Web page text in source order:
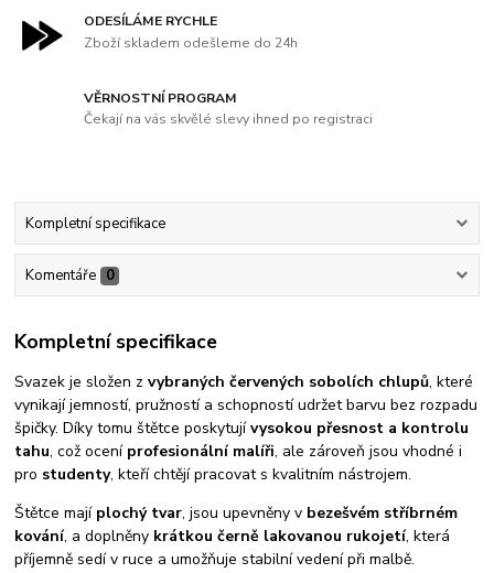
ODESÍLÁME RYCHLE
Zboží skladem odešleme do 24h
VĚRNOSTNÍ PROGRAM
Čekají na vás skvělé slevy ihned po registraci
Kompletní specifikace
Komentáře 0
Kompletní specifikace
Svazek je složen zvybraných červených sobolích chlupů, které
vynikají jemností, pružností a schopností udržet barvu bez rozpadu
špičky. Díky tomu štětce poskytujívysokou přesnost a kontrolu
tahu, což ocení profesionální malíři, ale zároveň jsou vhodné i
pro studenty, kteří chtějí pracovat s kvalitním nástrojem.
Štětce mají plochý tvar, jsou upevněny v bezešvém stříbrném
kování, a doplněny krátkou černě lakovanou rukojetí, která
příjemně sedí v ruce a umožňuje stabilní vedení při malbě.